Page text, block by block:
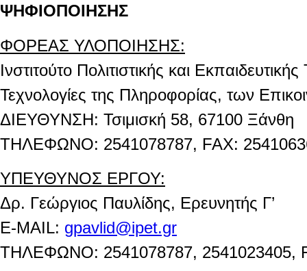
ΨΗΦΙΟΠΟΙΗΣΗΣ
ΦΟΡΕΑΣ ΥΛΟΠΟΙΗΣΗΣ:
Ινστιτούτο Πολιτιστικής και
Τεχνολογίες της Πληροφορίας, των
ΔΙΕΥΘΥΝΣΗ: Τσιμισκή 58, 67100 Ξάνθη
ΤΗΛΕΦΩΝΟ: 2541078787, FAX:
ΥΠΕΥΘΥΝΟΣ ΕΡΓΟΥ:
Δρ. Γεώργιος Παυλίδης, Ερευνητής Γ’
E-MAIL: gpavlid@ipet.gr
ΤΗΛΕΦΩΝΟ: 2541078787, 2541023405,